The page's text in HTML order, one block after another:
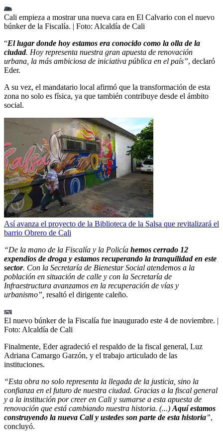
Cali empieza a mostrar una nueva cara en El Calvario con el nuevo
búnker de la Fiscalía. | Foto: Alcaldía de Cali
“El lugar donde hoy estamos era conocido como la olla de la
ciudad. Hoy representa nuestra gran apuesta de renovación
urbana, la más ambiciosa de iniciativa pública en el país”, declaró
Eder.
A su vez, el mandatario local afirmó que la transformación de esta
zona no solo es física, ya que también contribuye desde el ámbito
social.
Así avanza el proyecto de la Biblioteca de la Salsa que revitalizará el
barrio Obrero de Cali
“De la mano de la Fiscalía y la Policía hemos cerrado 12
expendios de droga y estamos recuperando la tranquilidad en este
sector. Con la Secretaría de Bienestar Social atendemos a la
población en situación de calle y con la Secretaría de
Infraestructura avanzamos en la recuperación de vías y
urbanismo”, resaltó el dirigente caleño.
El nuevo búnker de la Fiscalía fue inaugurado este 4 de noviembre. |
Foto: Alcaldía de Cali
Finalmente, Eder agradeció el respaldo de la fiscal general, Luz
Adriana Camargo Garzón, y el trabajo articulado de las
instituciones.
“Esta obra no solo representa la llegada de la justicia, sino la
confianza en el futuro de nuestra ciudad. Gracias a la fiscal general
y a la institución por creer en Cali y sumarse a esta apuesta de
renovación que está cambiando nuestra historia. (...) Aquí estamos
construyendo la nueva Cali y ustedes son parte de esta historia”,
concluyó.